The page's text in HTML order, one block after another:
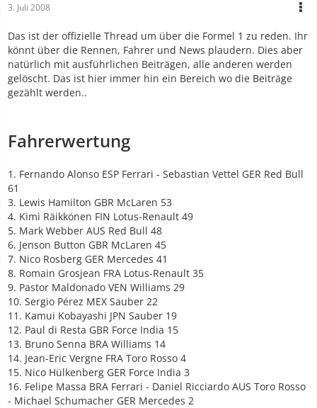
3. Juli 2008
Das ist der offizielle Thread um über die Formel 1 zu reden. Ihr
könnt über die Rennen, Fahrer und News plaudern. Dies aber
natürlich mit ausführlichen Beiträgen, alle anderen werden
gelöscht. Das ist hier immer hin ein Bereich wo die Beiträge
gezählt werden..
Fahrerwertung
1. Fernando Alonso ESP Ferrari - Sebastian Vettel GER Red Bull
61
3. Lewis Hamilton GBR McLaren 53
4. Kimi Räikkönen FIN Lotus-Renault 49
5. Mark Webber AUS Red Bull 48
6. Jenson Button GBR McLaren 45
7. Nico Rosberg GER Mercedes 41
8. Romain Grosjean FRA Lotus-Renault 35
9. Pastor Maldonado VEN Williams 29
10. Sergio Pérez MEX Sauber 22
11. Kamui Kobayashi JPN Sauber 19
12. Paul di Resta GBR Force India 15
13. Bruno Senna BRA Williams 14
14. Jean-Eric Vergne FRA Toro Rosso 4
15. Nico Hülkenberg GER Force India 3
16. Felipe Massa BRA Ferrari - Daniel Ricciardo AUS Toro Rosso
- Michael Schumacher GER Mercedes 2